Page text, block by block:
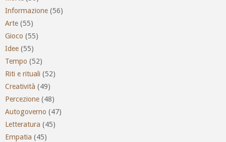
Informazione (56)
Arte (55)
Gioco (55)
Idee (55)
Tempo (52)
Riti e rituali (52)
Creatività (49)
Percezione (48)
Autogoverno (47)
Letteratura (45)
Empatia (45)